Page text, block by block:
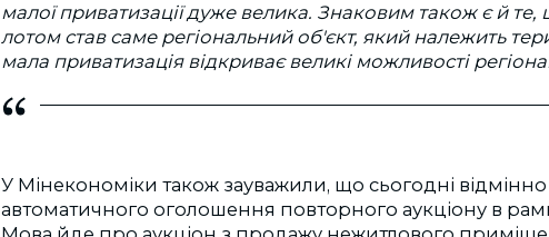
малої приватизації дуже велика. Знаковим також є й
лотом став саме регіональний об'єкт, який належить
мала приватизація відкриває великі можливості
У Мінекономіки також зауважили, що сьогодні
автоматичного оголошення повторного аукціону в